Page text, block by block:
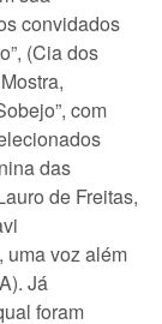
convidados
(Cia dos
com
das
de Freitas,
uma voz além
Já
foram